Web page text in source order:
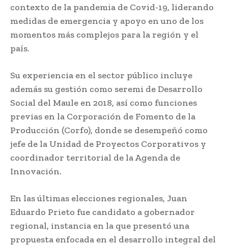
contexto de la pandemia de Covid-19, liderando
medidas de emergencia y apoyo en uno de los
momentos más complejos para la región y el
país.
Su experiencia en el sector público incluye
además su gestión como seremi de Desarrollo
Social del Maule en 2018, así como funciones
previas en la Corporación de Fomento de la
Producción (Corfo), donde se desempeñó como
jefe de la Unidad de Proyectos Corporativos y
coordinador territorial de la Agenda de
Innovación.
En las últimas elecciones regionales, Juan
Eduardo Prieto fue candidato a gobernador
regional, instancia en la que presentó una
propuesta enfocada en el desarrollo integral del